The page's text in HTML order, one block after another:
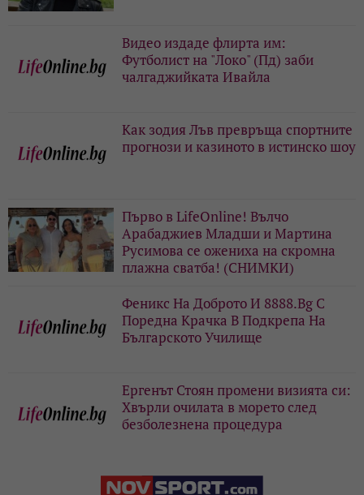
Видео издаде флирта им:
Футболист на "Локо" (Пд) заби
чалгаджийката Ивайла
Как зодия Лъв превръща спортните
прогнози и казиното в истинско шоу
Първо в LifeOnline! Вълчо
Арабаджиев Младши и Мартина
Русимова сe oжениха на скромна
плажна сватба! (СНИМКИ)
Феникс На Доброто И 8888.Bg С
Поредна Крачка В Подкрепа На
Българското Училище
Ергенът Стоян промени визията си:
Хвърли очилата в морето след
безболезнена процедура